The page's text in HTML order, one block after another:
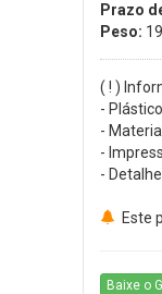
Prazo
Peso:
( ! )
-
-
-
-
Este
Baixe o